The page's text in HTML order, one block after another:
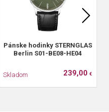
Pánske hodinky STERNGLAS
Berlin S01-BE08-HE04
Skladom 239,00 €